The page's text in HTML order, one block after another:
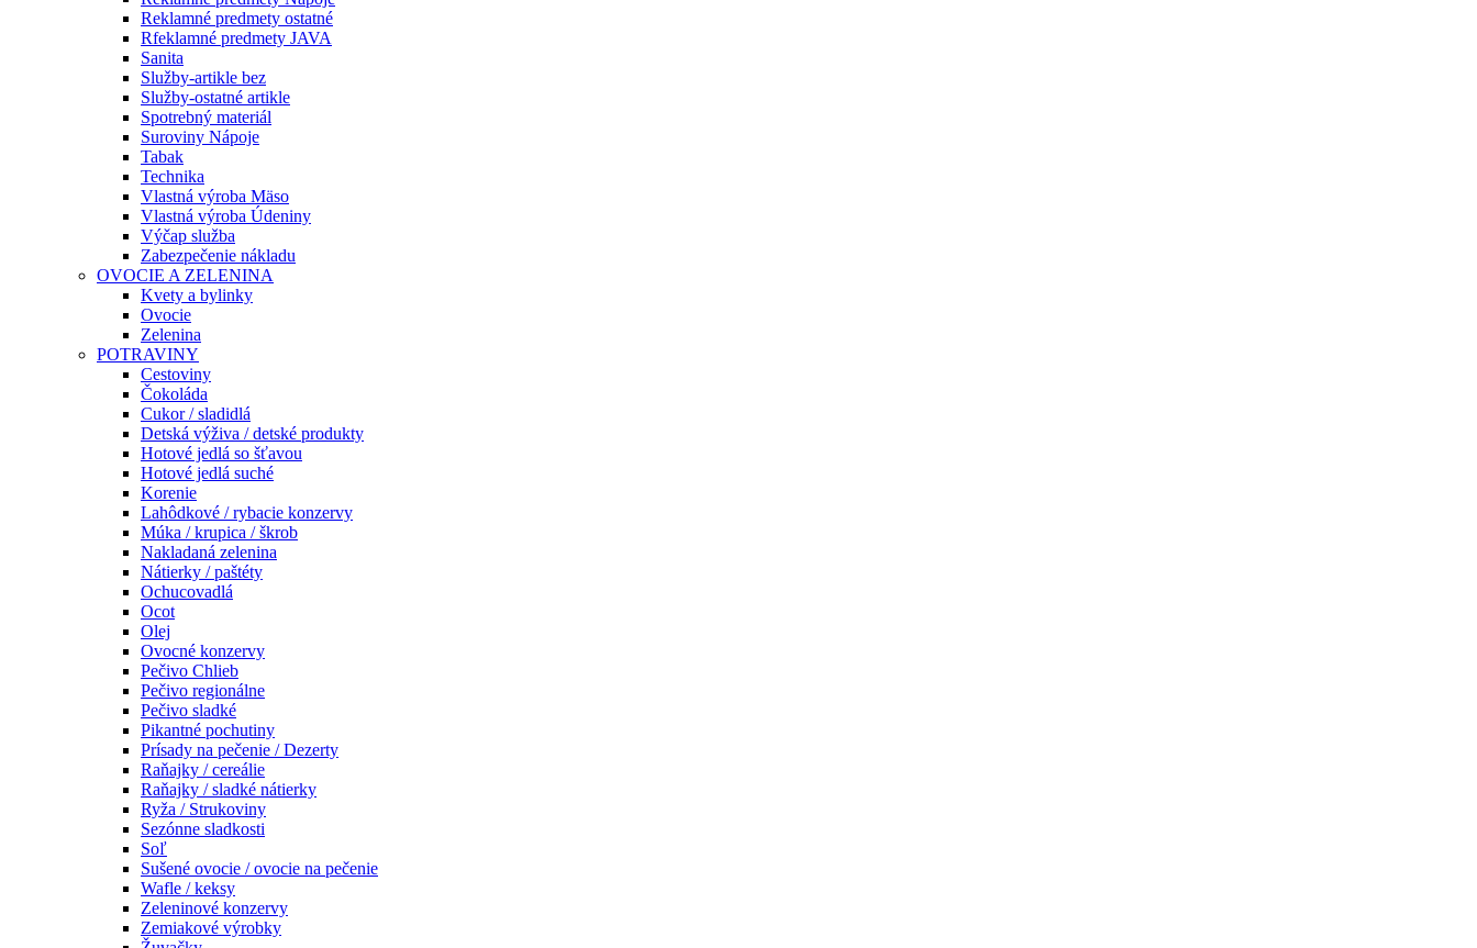
Reklamné predmety ostatné
Rfeklamné predmety JAVA
Sanita
Služby-artikle bez
Služby-ostatné artikle
Spotrebný materiál
Suroviny Nápoje
Tabak
Technika
Vlastná výroba Mäso
Vlastná výroba Údeniny
Výčap služba
Zabezpečenie nákladu
OVOCIE A ZELENINA
Kvety a bylinky
Ovocie
Zelenina
POTRAVINY
Cestoviny
Čokoláda
Cukor / sladidlá
Detská výživa / detské produkty
Hotové jedlá so šťavou
Hotové jedlá suché
Korenie
Lahôdkové / rybacie konzervy
Múka / krupica / škrob
Nakladaná zelenina
Nátierky / paštéty
Ochucovadlá
Ocot
Olej
Ovocné konzervy
Pečivo Chlieb
Pečivo regionálne
Pečivo sladké
Pikantné pochutiny
Prísady na pečenie / Dezerty
Raňajky / cereálie
Raňajky / sladké nátierky
Ryža / Strukoviny
Sezónne sladkosti
Soľ
Sušené ovocie / ovocie na pečenie
Wafle / keksy
Zeleninové konzervy
Zemiakové výrobky